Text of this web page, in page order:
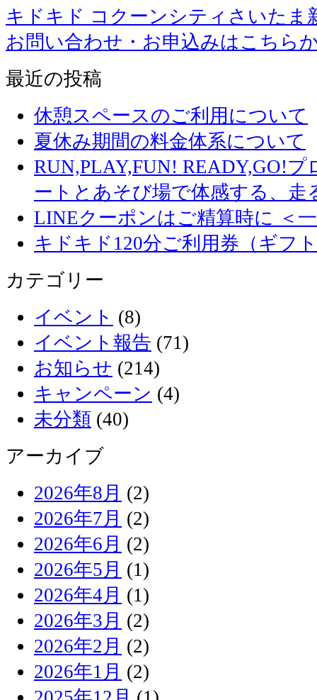
キドキド コクーンシティさいたま
お問い合わせ・お申込みはこちら
最近の投稿
休憩スペースのご利用について
夏休み期間の料金体系について
RUN,PLAY,FUN! READY,GO!
ートとあそび場で体感する、走
LINEクーポンはご精算時に ＜
キドキド120分ご利用券（ギフ
カテゴリー
イベント (8)
イベント報告 (71)
お知らせ (214)
キャンペーン (4)
未分類 (40)
アーカイブ
2026年8月 (2)
2026年7月 (2)
2026年6月 (2)
2026年5月 (1)
2026年4月 (1)
2026年3月 (2)
2026年2月 (2)
2026年1月 (2)